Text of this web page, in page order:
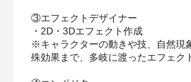
③エフェクトデザイナー
・2D・3Dエフェクト作成
※キャラクターの動きや技、自然現
殊効果まで、多岐に渡ったエフェク